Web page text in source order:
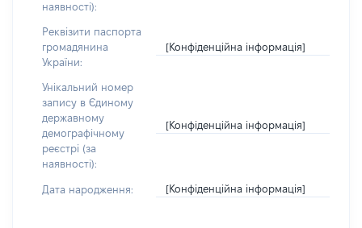
наявності):
Реквізити паспорта
громадянина
України:
[Конфіденційна інформація]
Унікальний номер
запису в Єдиному
державному
демографічному
реєстрі (за
наявності):
[Конфіденційна інформація]
Дата народження: [Конфіденційна інформація]